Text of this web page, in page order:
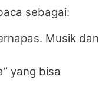
sebagai:
Musik dan
yang bisa